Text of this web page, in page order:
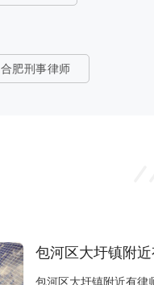
合肥刑事律师
包河区大圩镇附
包河区大圩镇附近有律